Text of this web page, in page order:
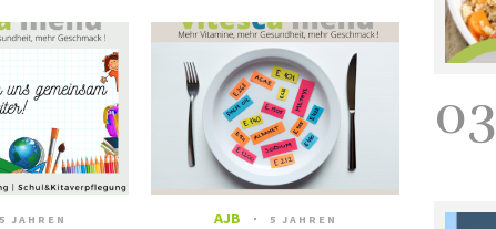
5 JAHREN AJB 5 JAHREN
03